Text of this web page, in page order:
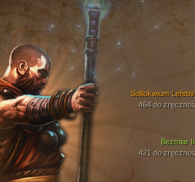
Bezmiar
421 do
Solilokwium
464 do